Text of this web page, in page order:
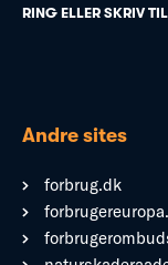
RING ELLER SKRIV
Andre sites
forbrug.dk